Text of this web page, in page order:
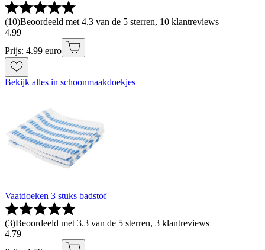
(10)Beoordeeld met 4.3 van de 5 sterren, 10 klantreviews
4.99
Prijs: 4.99 euro
Bekijk alles in schoonmaakdoekjes
Vaatdoeken 3 stuks badstof
(3)Beoordeeld met 3.3 van de 5 sterren, 3 klantreviews
4.79